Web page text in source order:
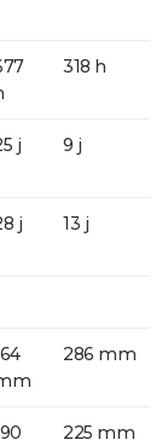
318 h
j 9 j
j 13 j
286 mm
225 mm